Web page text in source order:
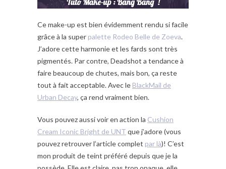
Ce make-up est bien évidemment rendu si facile
grâce à la super palette Rodeo Belle de Zoeva.
J’adore cette harmonie et les fards sont très
pigmentés. Par contre, Deadshot a tendance à
faire beaucoup de chutes, mais bon, ça reste
tout à fait acceptable. Avec le BlackMail de
Urban Decay, ça rend vraiment bien.
Vous pouvez aussi voir en action la Cushion
Cream Iconic Bright de UNT que j’adore (vous
pouvez retrouver l’article complet par là)! C’est
mon produit de teint préféré depuis que je la